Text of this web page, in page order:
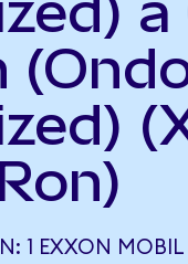
1 EXXON MOBIL